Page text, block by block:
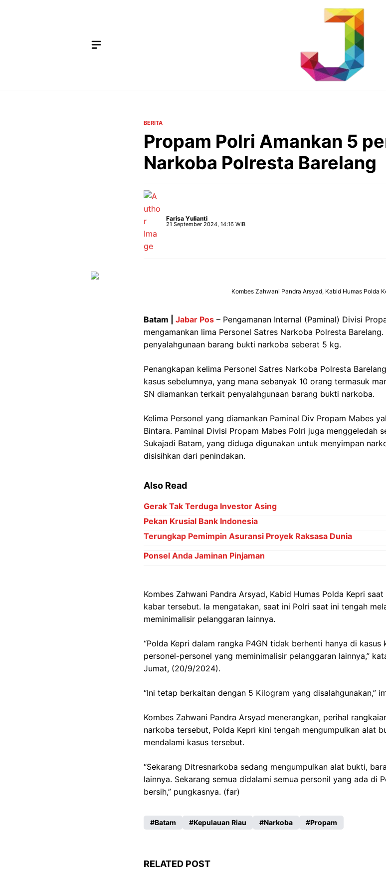
BERITA
Propam Polri Amankan 5
Narkoba Polresta Barelang
Farisa Yulianti
21 September 2024, 14:16 WIB
Kombes Zahwani Pandra Arsyad, Kabid Humas Polda
Batam | Jabar Pos – Pengamanan Internal (Paminal) Divisi
mengamankan lima Personel Satres Narkoba Polresta
penyalahgunaan barang bukti narkoba seberat 5 kg.
Penangkapan kelima Personel Satres Narkoba Polresta
kasus sebelumnya, yang mana sebanyak 10 orang termasuk
SN diamankan terkait penyalahgunaan barang bukti narkoba.
Kelima Personel yang diamankan Paminal Div Propam Mabes
Bintara. Paminal Divisi Propam Mabes Polri juga menggeledah
Sukajadi Batam, yang diduga digunakan untuk menyimpan
disisihkan dari penindakan.
Also Read
Gerak Tak Terduga Investor Asing
Pekan Krusial Bank Indonesia
Terungkap Pemimpin Asuransi Proyek Raksasa Dunia
Ponsel Anda Jaminan Pinjaman
Kombes Zahwani Pandra Arsyad, Kabid Humas Polda Kepri
kabar tersebut. Ia mengatakan, saat ini Polri saat ini tengah
meminimalisir pelanggaran lainnya.
“Polda Kepri dalam rangka P4GN tidak berhenti hanya di
personel-personel yang meminimalisir pelanggaran lainnya,”
Jumat, (20/9/2024).
“Ini tetap berkaitan dengan 5 Kilogram yang disalahgunakan,”
Kombes Zahwani Pandra Arsyad menerangkan, perihal
narkoba tersebut, Polda Kepri kini tengah mengumpulkan alat
mendalami kasus tersebut.
“Sekarang Ditresnarkoba sedang mengumpulkan alat bukti,
lainnya. Sekarang semua didalami semua personil yang ada di
bersih,” pungkasnya. (far)
Batam Kepulauan Riau Narkoba Propam
RELATED POST